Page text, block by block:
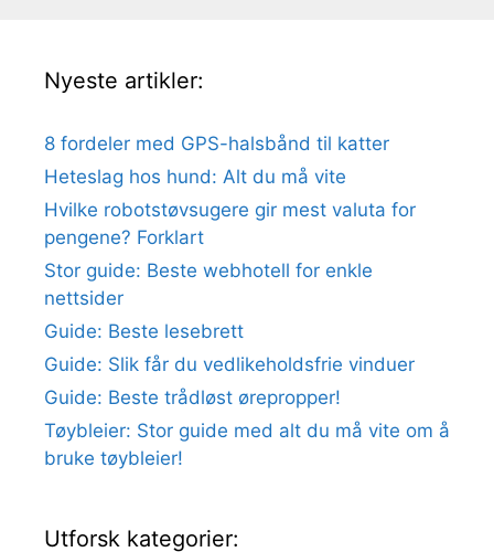
Nyeste artikler:
8 fordeler med GPS-halsbånd til katter
Heteslag hos hund: Alt du må vite
Hvilke robotstøvsugere gir mest valuta for
pengene? Forklart
Stor guide: Beste webhotell for enkle
nettsider
Guide: Beste lesebrett
Guide: Slik får du vedlikeholdsfrie vinduer
Guide: Beste trådløst ørepropper!
Tøybleier: Stor guide med alt du må vite om å
bruke tøybleier!
Utforsk kategorier: